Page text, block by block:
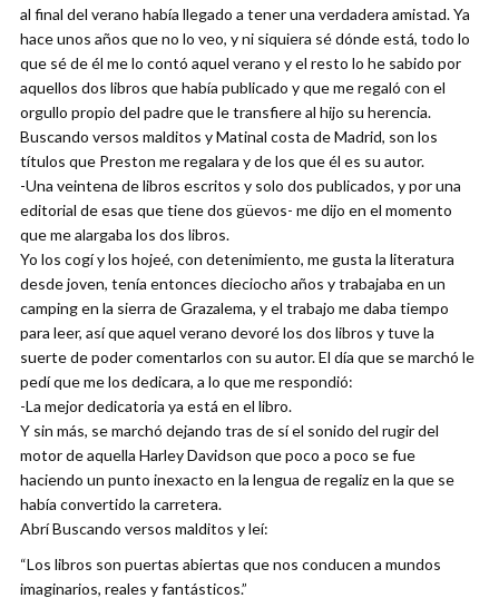
al final del verano había llegado a tener una verdadera amistad. Ya
hace unos años que no lo veo, y ni siquiera sé dónde está, todo lo
que sé de él me lo contó aquel verano y el resto lo he sabido por
aquellos dos libros que había publicado y que me regaló con el
orgullo propio del padre que le transfiere al hijo su herencia.
Buscando versos malditos y Matinal costa de Madrid, son los
títulos que Preston me regalara y de los que él es su autor.
-Una veintena de libros escritos y solo dos publicados, y por una
editorial de esas que tiene dos güevos- me dijo en el momento
que me alargaba los dos libros.
Yo los cogí y los hojeé, con detenimiento, me gusta la literatura
desde joven, tenía entonces dieciocho años y trabajaba en un
camping en la sierra de Grazalema, y el trabajo me daba tiempo
para leer, así que aquel verano devoré los dos libros y tuve la
suerte de poder comentarlos con su autor. El día que se marchó le
pedí que me los dedicara, a lo que me respondió:
-La mejor dedicatoria ya está en el libro.
Y sin más, se marchó dejando tras de sí el sonido del rugir del
motor de aquella Harley Davidson que poco a poco se fue
haciendo un punto inexacto en la lengua de regaliz en la que se
había convertido la carretera.
Abrí Buscando versos malditos y leí:
“Los libros son puertas abiertas que nos conducen a mundos
imaginarios, reales y fantásticos.”